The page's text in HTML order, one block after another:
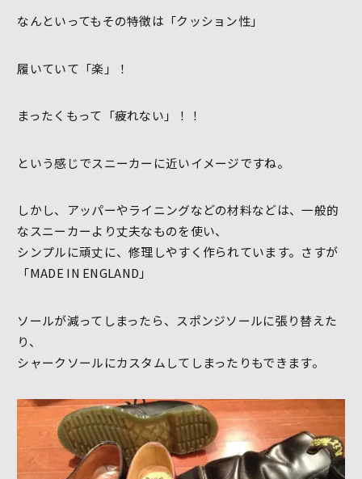
なんといってもその特徴は「クッション性」
履いていて「楽」！
まったくもって「疲れない」！！
という感じでスニーカーに近いイメージですね。
しかし、アッパーやライニングなどの材料などは、一般的
なスニーカーより丈夫なものを使い、
シンプルに頑丈に、修理しやすく作られています。さすが
「MADE IN ENGLAND」
ソールが減ってしまったら、スポンジソールに張り替えた
り、
シャークソールにカスタムしてしまったりもできます。